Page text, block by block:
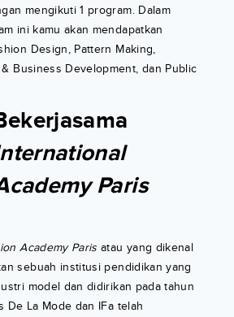
mengikuti 1 program. Dalam
ini kamu akan mendapatkan
Design, Pattern Making,
Business Development, dan Public
Paris
Academy Paris atau yang dikenal
sebuah institusi pendidikan yang
model dan didirikan pada tahun
De La Mode dan IFa telah